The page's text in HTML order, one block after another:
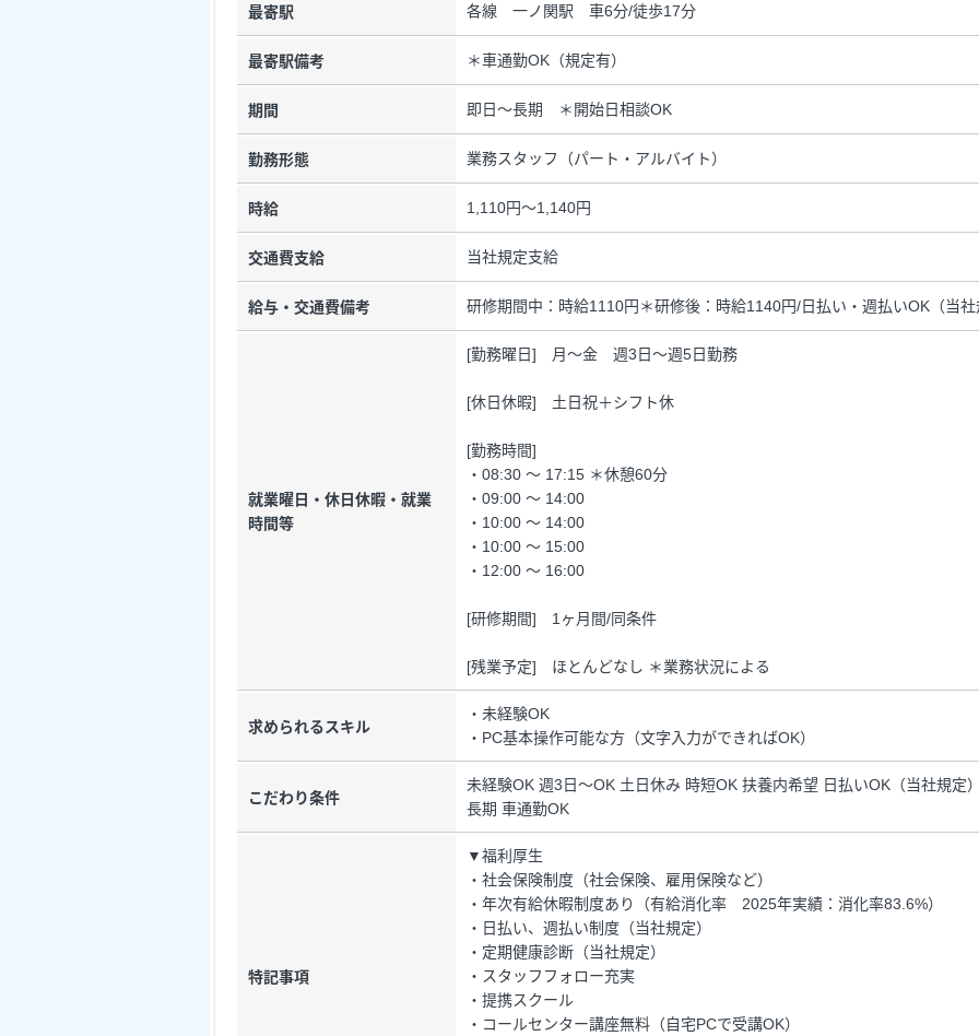
最寄駅 各線 一ノ関駅 車6分/徒歩17分
最寄駅備考 ＊車通勤OK（規定有）
期間 即日～長期 ＊開始日相談OK
勤務形態 業務スタッフ（パート・アルバイト）
時給 1,110円～1,140円
交通費支給 当社規定支給
給与・交通費備考 研修期間中：時給1110円＊研修後：時給1140円/日払い・週払いOK（当
就業曜日・休日休暇・就業
時間等
[勤務曜日] 月～金 週3日～週5日勤務
[休日休暇] 土日祝＋シフト休
[勤務時間]
・08:30 ～ 17:15 ＊休憩60分
・09:00 ～ 14:00
・10:00 ～ 14:00
・10:00 ～ 15:00
・12:00 ～ 16:00
[研修期間] 1ヶ月間/同条件
[残業予定] ほとんどなし ＊業務状況による
求められるスキル
・未経験OK
・PC基本操作可能な方（文字入力ができればOK）
こだわり条件
未経験OK 週3日～OK 土日休み 時短OK 扶養内希望 日払いOK（当社規定
長期 車通勤OK
特記事項
▼福利厚生
・社会保険制度（社会保険、雇用保険など）
・年次有給休暇制度あり（有給消化率 2025年実績：消化率83.6%）
・日払い、週払い制度（当社規定）
・定期健康診断（当社規定）
・スタッフフォロー充実
・提携スクール
・コールセンター講座無料（自宅PCで受講OK）